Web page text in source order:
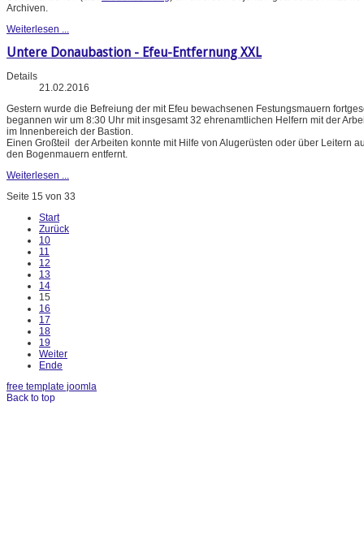
Archiven.
Weiterlesen ...
Untere Donaubastion - Efeu-Entfernung XXL
Details
21.02.2016
Gestern wurde die Befreiung der mit Efeu bewachsenen Festungsmauern
begannen wir um 8:30 Uhr mit insgesamt 32 ehrenamtlichen Helfern mit der
im Innenbereich der Bastion.
Einen Großteil der Arbeiten konnte mit Hilfe von Alugerüsten oder über Leitern
den Bogenmauern entfernt.
Weiterlesen ...
Seite 15 von 33
Start
Zurück
10
11
12
13
14
15
16
17
18
19
Weiter
Ende
free template joomla
Back to top